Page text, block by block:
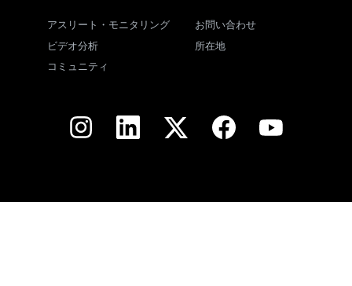
アスリート・モニタリング
ビデオ分析
コミュニティ
お問い合わせ
所在地